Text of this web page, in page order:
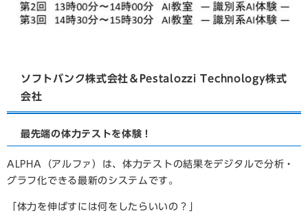
ソフトバンク株式会社＆Pestalozzi Technology株式
会社
最先端の体力テストを体験！
ALPHA（アルファ）は、体力テストの結果をデジタルで分析・
グラフ化できる最新のシステムです。
「体力を伸ばすには何をしたらいいの？」